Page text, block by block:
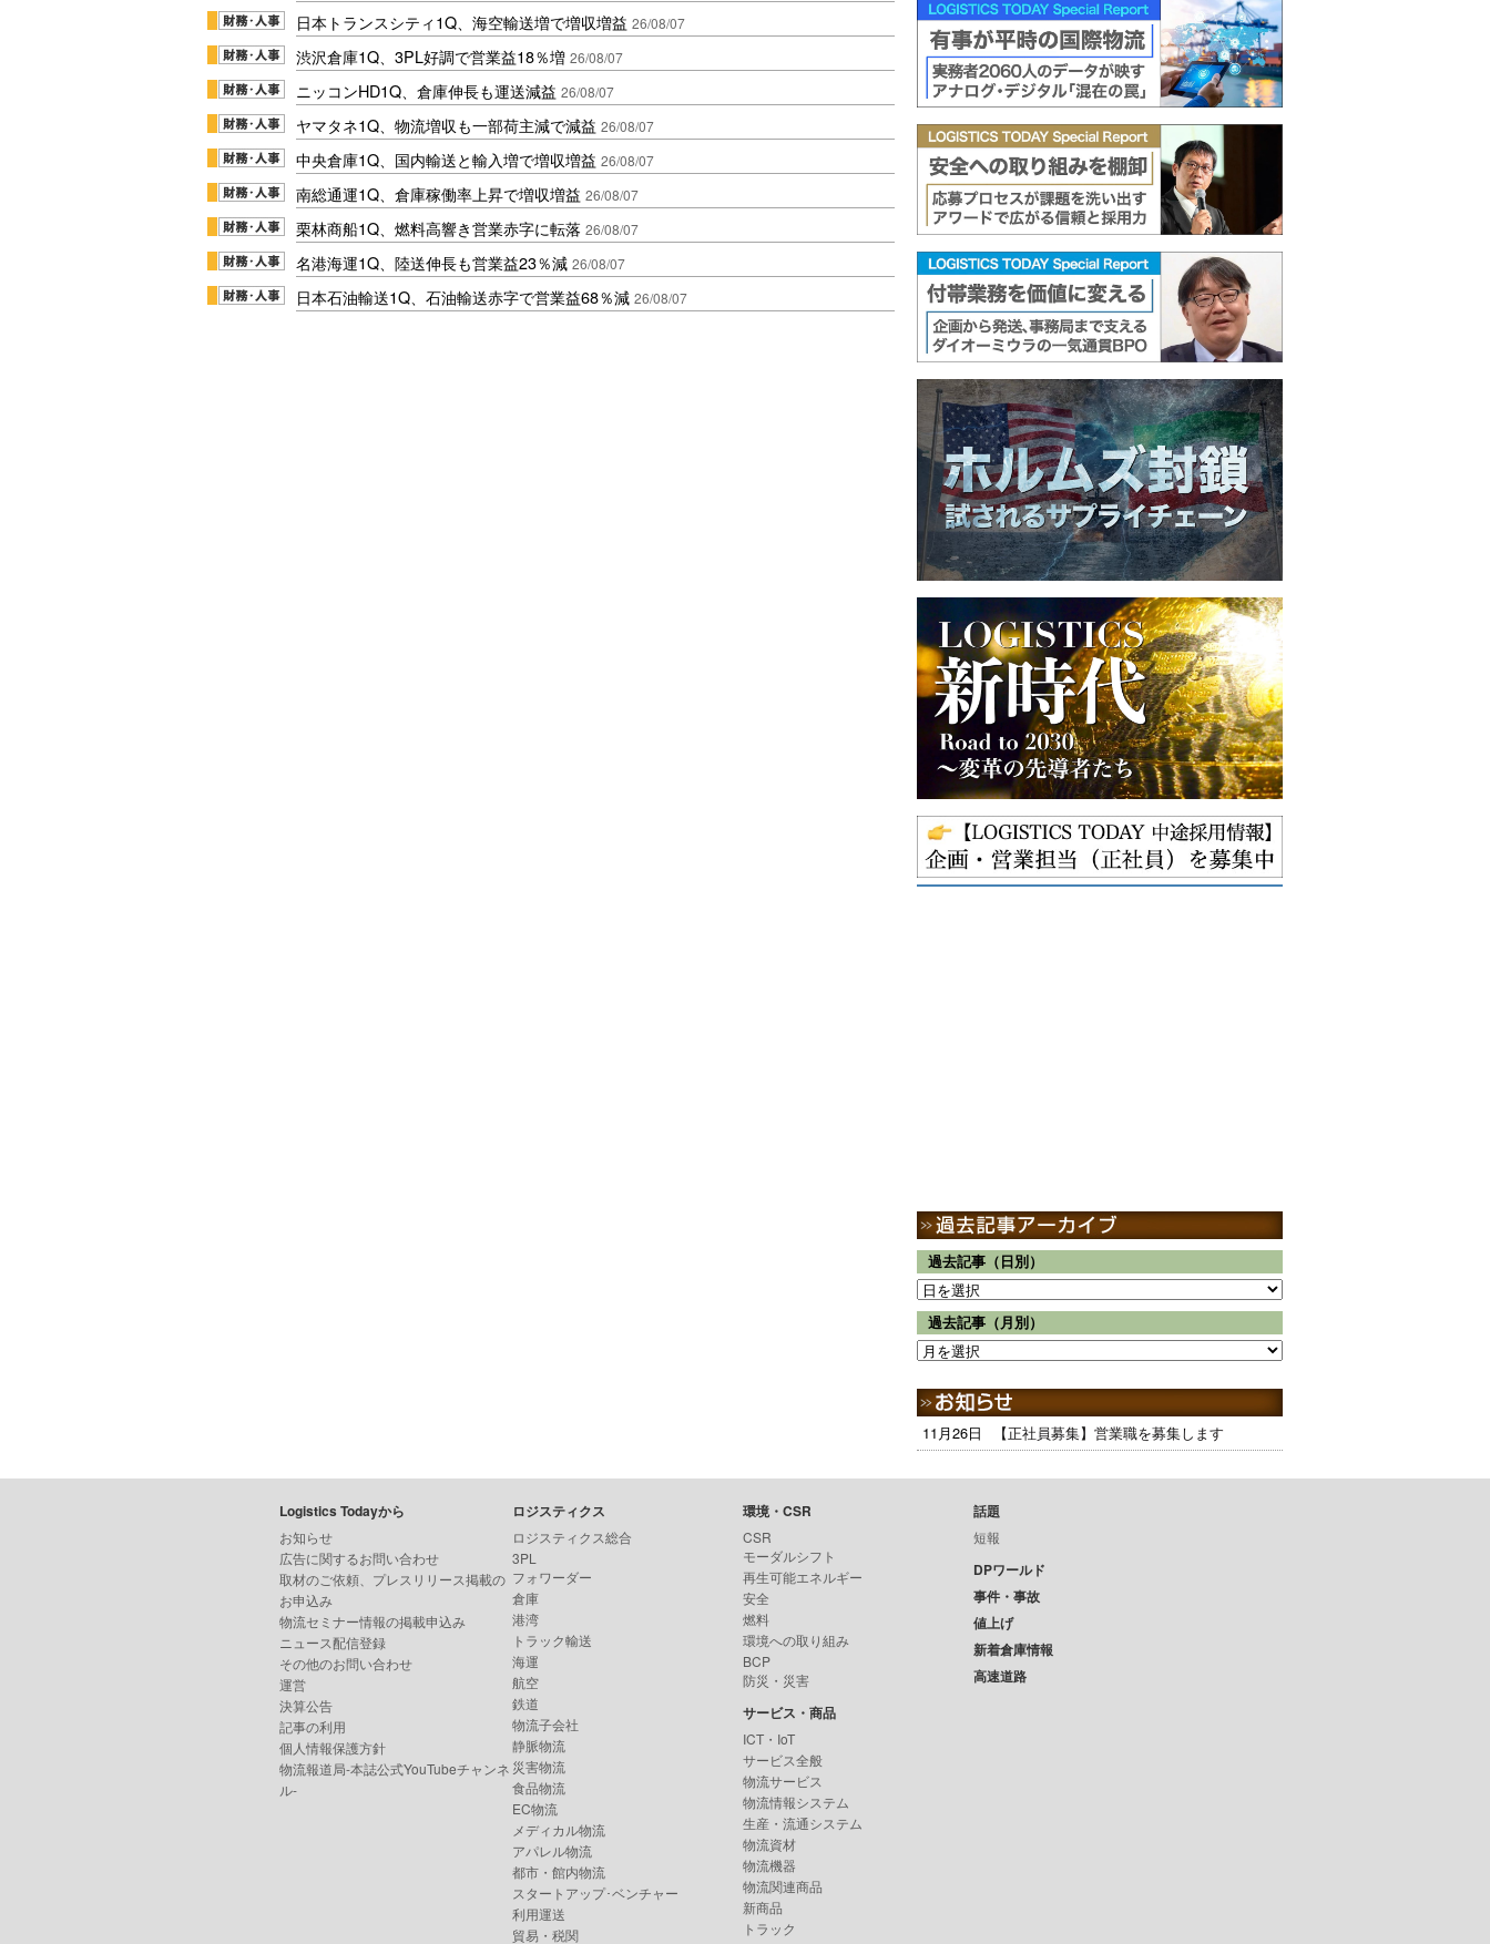
日本トランスシティ1Q、海空輸送増で増収増益 26/08/07
渋沢倉庫1Q、3PL好調で営業益18％増 26/08/07
ニッコンHD1Q、倉庫伸長も運送減益 26/08/07
ヤマタネ1Q、物流増収も一部荷主減で減益 26/08/07
中央倉庫1Q、国内輸送と輸入増で増収増益 26/08/07
南総通運1Q、倉庫稼働率上昇で増収増益 26/08/07
栗林商船1Q、燃料高響き営業赤字に転落 26/08/07
名港海運1Q、陸送伸長も営業益23％減 26/08/07
日本石油輸送1Q、石油輸送赤字で営業益68％減 26/08/07
過去記事（日別）
過去記事（月別）
11月26日 【正社員募集】営業職を募集します
Logistics Todayから
お知らせ
広告に関するお問い合わせ
取材のご依頼、プレスリリース掲載の
お申込み
物流セミナー情報の掲載申込み
ニュース配信登録
その他のお問い合わせ
運営
決算公告
記事の利用
個人情報保護方針
物流報道局-本誌公式YouTubeチャンネ
ル-
ロジスティクス
ロジスティクス総合
3PL
フォワーダー
倉庫
港湾
トラック輸送
海運
航空
鉄道
物流子会社
静脈物流
災害物流
食品物流
EC物流
メディカル物流
アパレル物流
都市・館内物流
スタートアップ･ベンチャー
利用運送
貿易・税関
環境・CSR
CSR
モーダルシフト
再生可能エネルギー
安全
燃料
環境への取り組み
BCP
防災・災害
サービス・商品
ICT・IoT
サービス全般
物流サービス
物流情報システム
生産・流通システム
物流資材
物流機器
物流関連商品
新商品
トラック
話題
短報
DPワールド
事件・事故
値上げ
新着倉庫情報
高速道路